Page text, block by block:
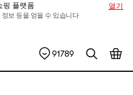
핑 플랫폼
보 등을 얻을 수 있습니다
열기
91789